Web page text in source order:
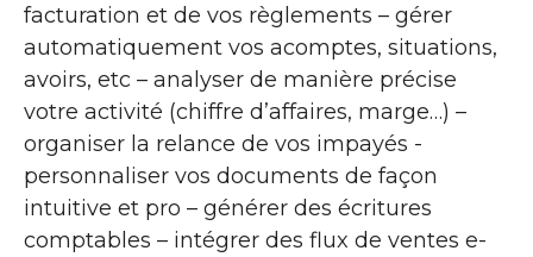
facturation et de vos règlements – gérer
automatiquement vos acomptes, situations,
avoirs, etc – analyser de manière précise
votre activité (chiffre d’affaires, marge…) –
organiser la relance de vos impayés -
personnaliser vos documents de façon
intuitive et pro – générer des écritures
comptables – intégrer des flux de ventes e-